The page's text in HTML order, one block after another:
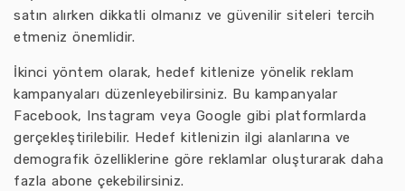
satın alırken dikkatli olmanız ve güvenilir siteleri tercih
etmeniz önemlidir.
İkinci yöntem olarak, hedef kitlenize yönelik reklam
kampanyaları düzenleyebilirsiniz. Bu kampanyalar
Facebook, Instagram veya Google gibi platformlarda
gerçekleştirilebilir. Hedef kitlenizin ilgi alanlarına ve
demografik özelliklerine göre reklamlar oluşturarak daha
fazla abone çekebilirsiniz.